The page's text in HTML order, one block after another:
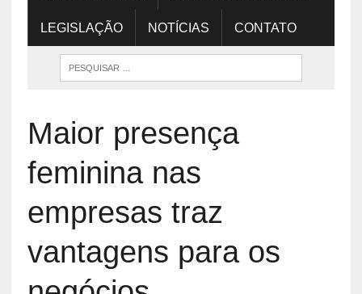
LEGISLAÇÃO NOTÍCIAS CONTATO
Maior presença
feminina nas
empresas traz
vantagens para os